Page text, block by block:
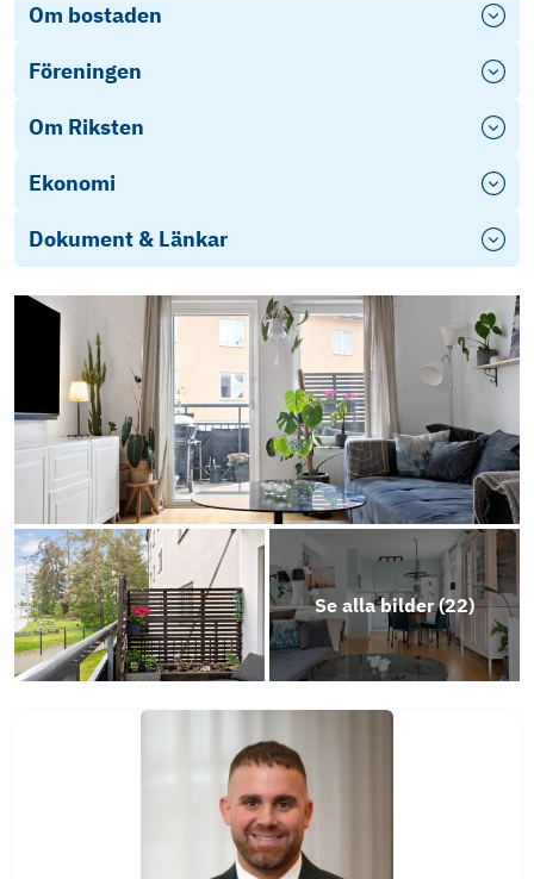
Om bostaden
Föreningen
Om Riksten
Ekonomi
Dokument & Länkar
Objektsbeskrivning
Se alla bilder (22)